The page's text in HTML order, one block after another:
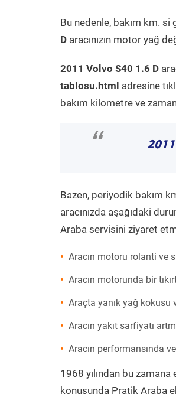
Bu nedenle, bakım km.
D aracınızın motor yağ
2011 Volvo S40 1.6 D
tablosu.html adresine
bakım kilometre ve
“
Bazen, periyodik bakım
aracınızda aşağıdaki
Araba servisini ziyaret
Aracın motoru rolanti ve
Aracın motorunda bir
Araçta yanık yağ kokusu
Aracın yakıt sarfiyatı
Aracın performansında
1968 yılından bu
konusunda Pratik Araba